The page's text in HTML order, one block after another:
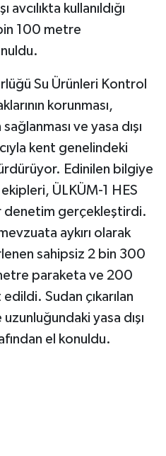
kullanıldığı
100 metre
Su Ürünleri Kontrol
korunması,
ve yasa dışı
kent genelindeki
Edinilen bilgiye
ÜLKÜM-1 HES
denetim gerçekleştirdi.
aykırı olarak
sahipsiz 2 bin 300
paraketa ve 200
Sudan çıkarılan
yasa dışı
el konuldu.